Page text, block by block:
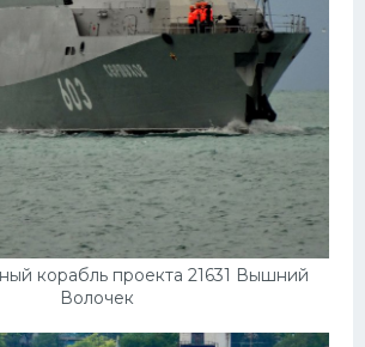
корабль проекта 21631 Вышний
Волочек